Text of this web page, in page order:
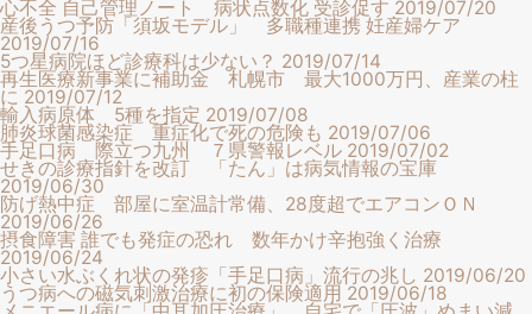
心不全 自己管理ノート 病状点数化 受診促す 2019/07/20
産後うつ予防「須坂モデル」 多職種連携 妊産婦ケア
2019/07/16
5つ星病院ほど診療科は少ない？ 2019/07/14
再生医療新事業に補助金 札幌市 最大1000万円、産業の柱
に 2019/07/12
輸入病原体 5種を指定 2019/07/08
肺炎球菌感染症 重症化で死の危険も 2019/07/06
手足口病 際立つ九州 ７県警報レベル 2019/07/02
せきの診療指針を改訂 「たん」は病気情報の宝庫
2019/06/30
防げ熱中症 部屋に室温計常備、28度超でエアコンＯＮ
2019/06/26
摂食障害 誰でも発症の恐れ 数年かけ辛抱強く治療
2019/06/24
小さい水ぶくれ状の発疹「手足口病」流行の兆し 2019/06/20
うつ病への磁気刺激治療に初の保険適用 2019/06/18